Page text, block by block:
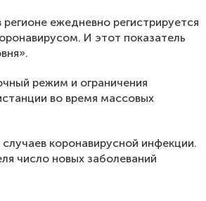
ежедневно регистрируется
И этот показатель
режим и ограничения
во время массовых
коронавирусной инфекции.
число новых заболеваний